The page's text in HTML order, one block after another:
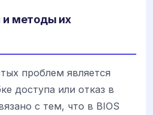
методы их
проблем является
доступа или отказ в
с тем, что в BIOS